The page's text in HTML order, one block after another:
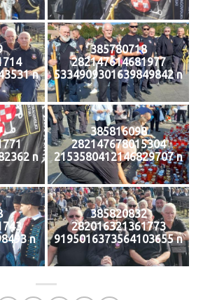
n
385780718
282147614681977
5334909301639849842 n
n
385816098
282147678015304
2153580412146829707 n
n
385820832
282016321361773
9195016373564103655 n